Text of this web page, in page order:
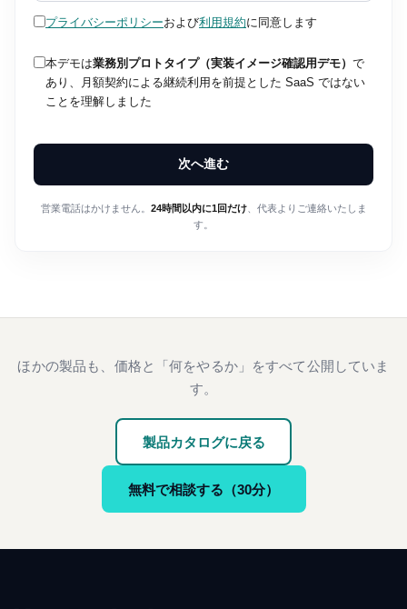
プライバシーポリシーおよび利用規約に同意します
本デモは業務別プロトタイプ（実装イメージ確認用デモ） で
あり、月額契約による継続利用を前提とした SaaS ではない
ことを理解しました
次へ進む
営業電話はかけません。 24時間以内に1回だけ、代表よりご連絡いたしま
す。
ほかの製品も、価格と「何をやるか」をすべて公開していま
す。
製品カタログに戻る
無料で相談する（30分）